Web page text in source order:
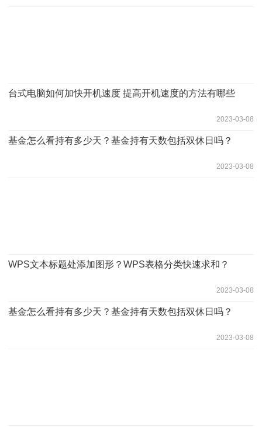
台式电脑如何加快开机速度 提高开机速度的方法有哪些
2023-03-08
基金怎么看持有多少天？基金持有天数包括双休日吗？
2023-03-08
WPS文本标题处添加图形？WPS表格分类快速求和？
2023-03-08
基金怎么看持有多少天？基金持有天数包括双休日吗？
2023-03-08